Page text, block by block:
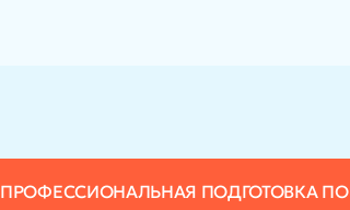
ПРОФЕССИОНАЛЬНАЯ ПОДГОТОВКА